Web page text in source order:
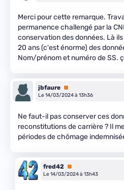
Merci pour cette remarque.
permanence challengé par la
conservation des données. Là
20 ans (c'est énorme) des
Nom/prénom et numéro de SS.
jbfaure Premium
Le 14/03/2024 à 13h36
Ne faut-il pas conserver ces
reconstitutions de carrière ? Il
périodes de chômage
fred42 Premium
Le 14/03/2024 à 13h43